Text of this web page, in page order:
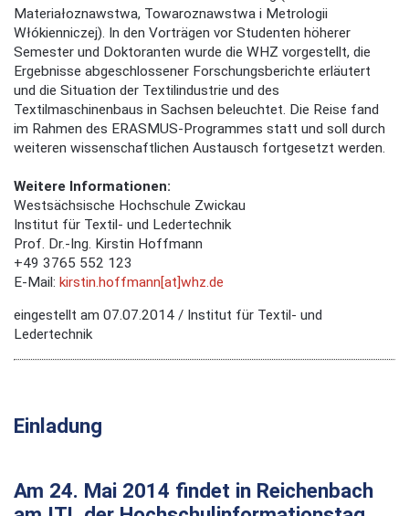
Materiałoznawstwa, Towaroznawstwa i Metrologii
Włókienniczej). In den Vorträgen vor Studenten höherer
Semester und Doktoranten wurde die WHZ vorgestellt, die
Ergebnisse abgeschlossener Forschungsberichte erläutert
und die Situation der Textilindustrie und des
Textilmaschinenbaus in Sachsen beleuchtet. Die Reise fand
im Rahmen des ERASMUS-Programmes statt und soll durch
weiteren wissenschaftlichen Austausch fortgesetzt werden.
Weitere Informationen:
Westsächsische Hochschule Zwickau
Institut für Textil- und Ledertechnik
Prof. Dr.-Ing. Kirstin Hoffmann
+49 3765 552 123
E-Mail: kirstin.hoffmann[at]whz.de
eingestellt am 07.07.2014 / Institut für Textil- und
Ledertechnik
Einladung
Am 24. Mai 2014 findet in Reichenbach